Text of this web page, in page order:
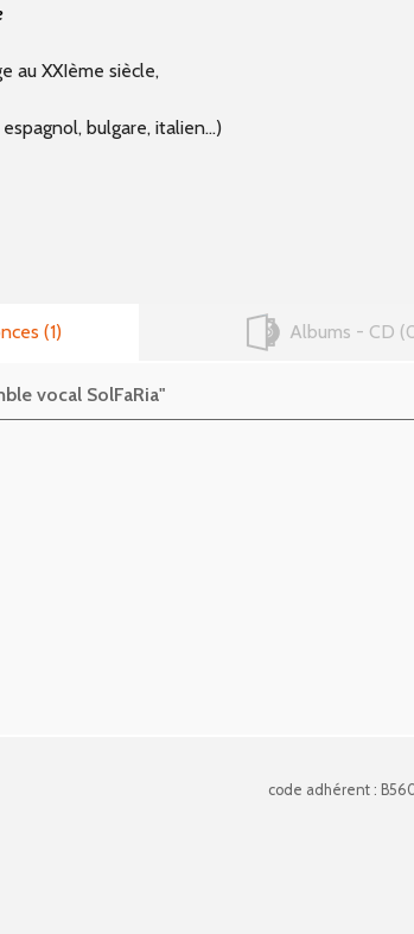
au XXIème siècle,
bulgare, italien...)
1
vocal SolFaRia"
Albums - CD
code adhérent :